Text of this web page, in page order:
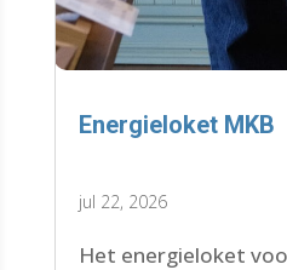
Energieloket MKB
jul 22, 2026
Het energieloket